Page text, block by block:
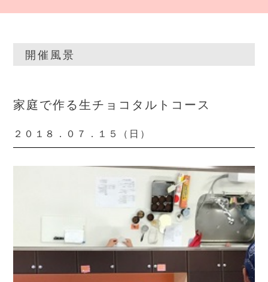
開催風景
家庭で作る生チョコタルトコース
２０１８．０７．１５（日）